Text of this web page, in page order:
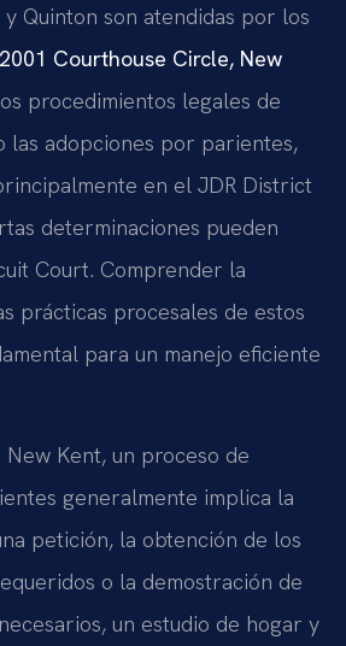
Quinton son atendidas por los
Courthouse Circle, New
procedimientos legales de
las adopciones por parientes,
en el JDR District
determinaciones pueden
Court. Comprender la
prácticas procesales de estos
para un manejo eficiente
New Kent, un proceso de
generalmente implica la
petición, la obtención de los
o la demostración de
un estudio de hogar y